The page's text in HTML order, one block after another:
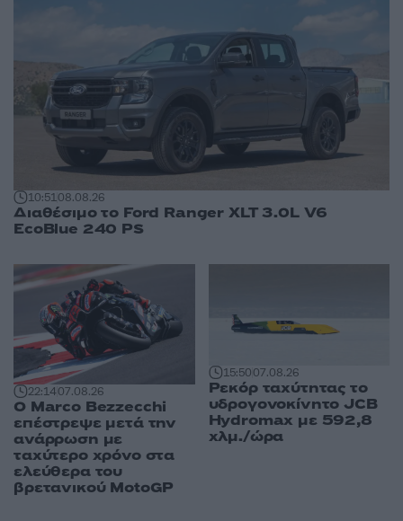
10:5108.08.26
Διαθέσιμο το Ford Ranger XLT 3.0L V6
EcoBlue 240 PS
22:1407.08.26
Ο Marco Bezzecchi
επέστρεψε μετά την
ανάρρωση με
ταχύτερο χρόνο στα
ελεύθερα του
βρετανικού MotoGP
15:5007.08.26
Ρεκόρ ταχύτητας το
υδρογονοκίνητο JCB
Hydromax με 592,8
χλμ./ώρα